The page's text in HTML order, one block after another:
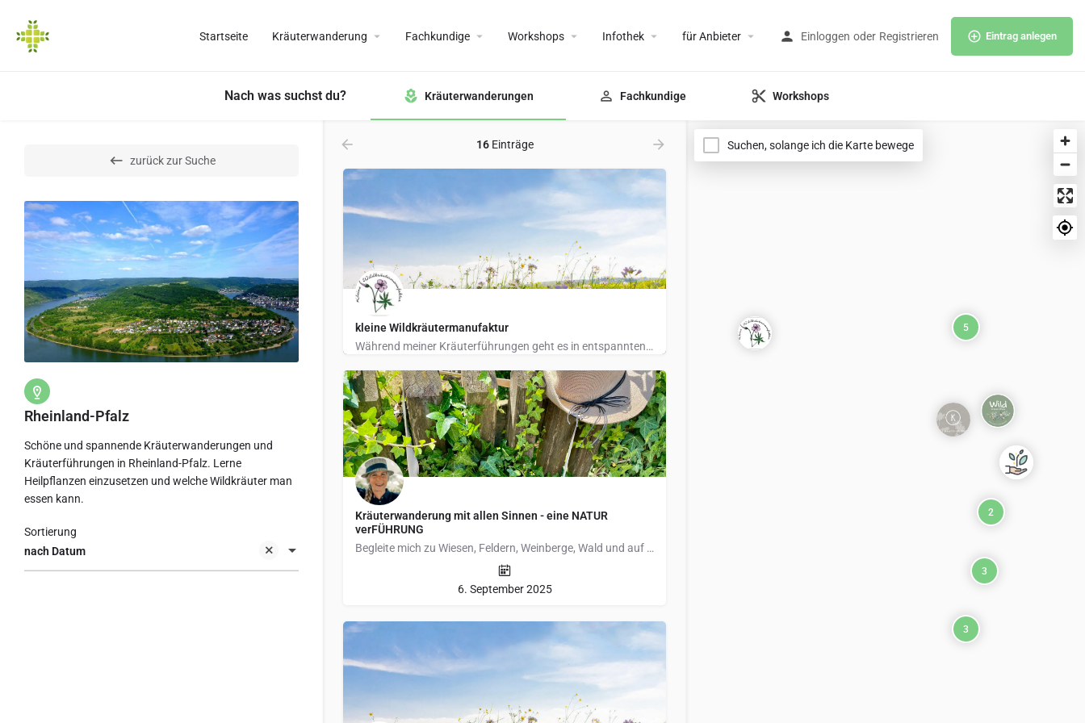
Startseite Kräuterwanderung Fachkundige Workshops Infothek für Anbieter Einloggen oder Registrieren Eintrag anlegen
Nach was suchst du? Kräuterwanderungen Fachkundige Workshops
zurück zur Suche
Rheinland-Pfalz
Schöne und spannende Kräuterwanderungen und
Kräuterführungen in Rheinland-Pfalz. Lerne
Heilpflanzen einzusetzen und welche Wildkräuter man
essen kann.
nach Datum
Sortierung
16Einträge
kleine Wildkräutermanufaktur
Während meiner Kräuterführungen geht es in entspannten Spaziergängen durch die atemberaubende schöne Natur…
Kräuterwanderung mit allen Sinnen - eine NATUR
verFÜHRUNG
Begleite mich zu Wiesen, Feldern, Weinberge, Wald und auf Wegen in die wunderschöne Natur bei…
6. September 2025
3
5
2
3
Suchen, solange ich die Karte bewege